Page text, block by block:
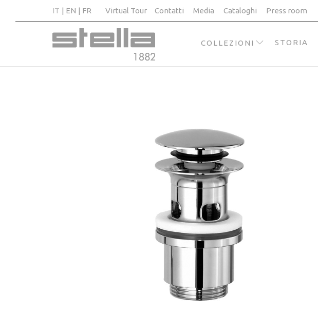
IT EN FR Virtual Tour Contatti Media Cataloghi Press room
COLLEZIONI STORIA